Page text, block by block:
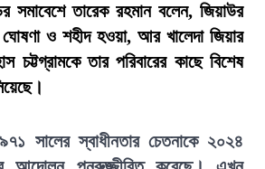
সমাবেশে তারেক রহমান বলেন, জিয়াউর
ঘোষণা ও শহীদ হওয়া, আর খালেদা জিয়ার
চট্টগ্রামকে তার পরিবারের কাছে বিশেষ
সালের স্বাধীনতার চেতনাকে ২০২৪